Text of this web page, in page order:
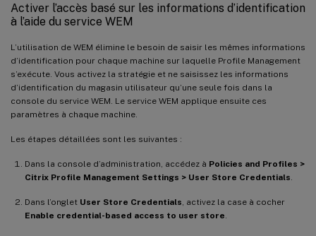
Activer l’accès basé sur les informations d’identification
à l’aide du service WEM
L’utilisation de WEM élimine le besoin de saisir les mêmes informations
d’identification pour chaque machine sur laquelle Profile Management
s’exécute. Vous activez la stratégie et ne saisissez les informations
d’identification du magasin utilisateur qu’une seule fois dans la
console du service WEM. Le service WEM applique ensuite ces
paramètres à chaque machine.
Les étapes détaillées sont les suivantes :
Dans la console d’administration, accédez à Policies and Profiles >
Citrix Profile Management Settings > User Store Credentials
Dans l’onglet User Store Credentials , activez la case à cocher
Enable credential-based access to user store